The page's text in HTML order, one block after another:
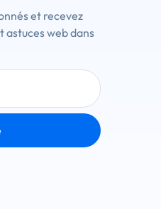
et recevez
astuces web dans